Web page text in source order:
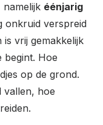
éénjarig
onkruid verspreid
is vrij gemakkelijk
begint. Hoe
op de grond.
vallen, hoe